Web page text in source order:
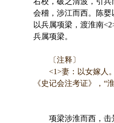
会稽，涉江而西。陈
以兵属项梁，渡淮南
兵属项梁。
〔注释〕
<1>妻：以女嫁人
《史记会注考证》，“
项梁涉淮而西，击